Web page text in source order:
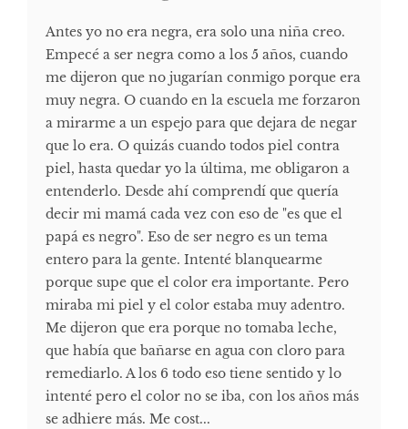
Antes yo no era negra, era solo una niña creo.
Empecé a ser negra como a los 5 años, cuando
me dijeron que no jugarían conmigo porque era
muy negra. O cuando en la escuela me forzaron
a mirarme a un espejo para que dejara de negar
que lo era. O quizás cuando todos piel contra
piel, hasta quedar yo la última, me obligaron a
entenderlo. Desde ahí comprendí que quería
decir mi mamá cada vez con eso de "es que el
papá es negro". Eso de ser negro es un tema
entero para la gente. Intenté blanquearme
porque supe que el color era importante. Pero
miraba mi piel y el color estaba muy adentro.
Me dijeron que era porque no tomaba leche,
que había que bañarse en agua con cloro para
remediarlo. A los 6 todo eso tiene sentido y lo
intenté pero el color no se iba, con los años más
se adhiere más. Me cost...